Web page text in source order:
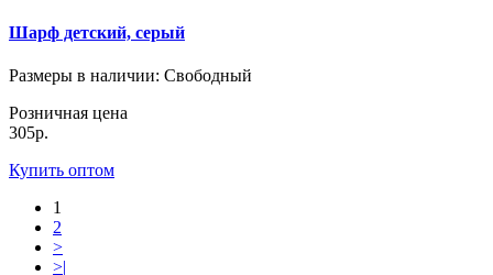
Шарф детский, серый
Размеры в наличии: Свободный
Розничная цена
305р.
Купить оптом
1
2
>
>|